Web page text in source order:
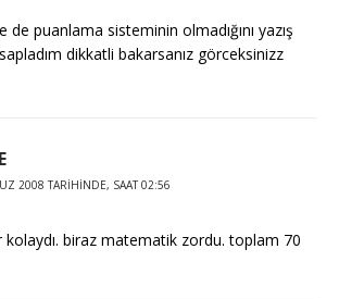
puanlama sisteminin olmadığını yazış
dikkatli bakarsanız görceksinizz
2008 TARIHINDE, SAAT 02:56
biraz matematik zordu. toplam 70